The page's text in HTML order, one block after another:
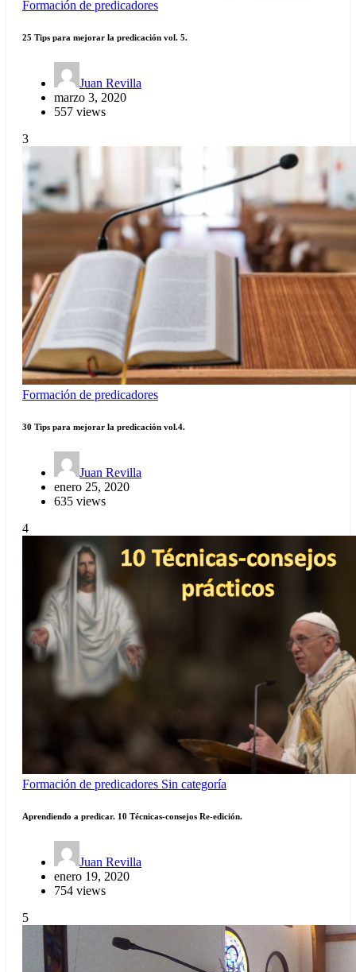
Formación de predicadores
25 Tips para mejorar la predicación vol. 5.
Juan Revilla
marzo 3, 2020
557 views
3
Formación de predicadores
30 Tips para mejorar la predicación vol.4.
Juan Revilla
enero 25, 2020
635 views
4
Formación de predicadores Sin categoría
Aprendiendo a predicar. 10 Técnicas-consejos Re-edición.
Juan Revilla
enero 19, 2020
754 views
5